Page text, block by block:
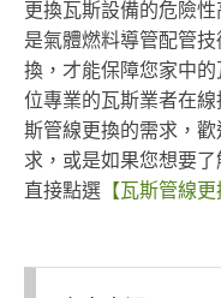
更換瓦斯設備的危險
是氣體燃料導管配管
換，才能保障您家中
位專業的瓦斯業者在
斯管線更換的需求，歡
求，或是如果您想要
直接點選 【瓦斯管線更